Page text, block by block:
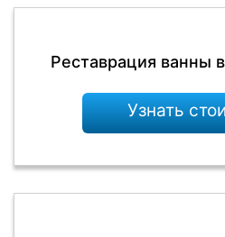
Реставрация ванны
Узнать